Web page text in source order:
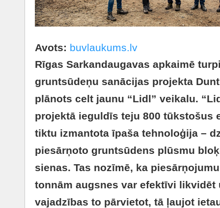
Avots: buvlaukums.lv
Rīgas Sarkandaugavas apkaimē
gruntsūdeņu sanācijas projekta
plānots celt jaunu “Lidl” veikalu.
projektā ieguldīs teju 800 tūkstošus
tiktu izmantota īpaša tehnoloģija –
piesārņoto gruntsūdens plūsmu
sienas. Tas nozīmē, ka
tonnām augsnes var efektīvi likvidēt
vajadzības to pārvietot, tā ļaujot